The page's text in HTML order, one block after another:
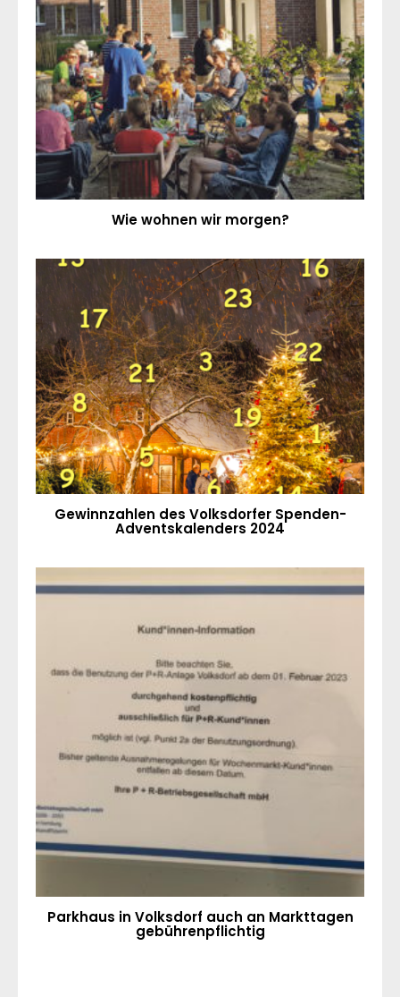
Wie wohnen wir morgen?
Gewinnzahlen des Volksdorfer Spenden-
Adventskalenders 2024
Parkhaus in Volksdorf auch an Markttagen
gebührenpflichtig